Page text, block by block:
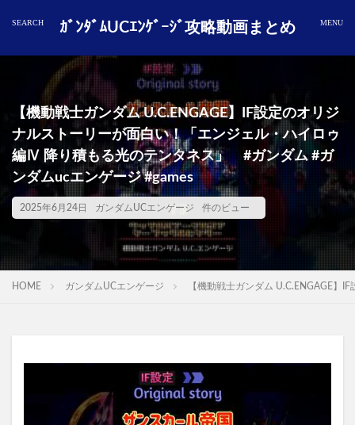
ｶﾞﾝﾀﾞﾑUCｴﾝｹﾞｰｼﾞ攻略動画まとめ
【機動戦士ガンダム U.C.ENGAGE】IF設定のオリジ
ナルストーリーが面白い！「エンジェル・ハイロゥ
編Ⅳ 降り積もる光のテンタネス」 #ガンダム #ガ
ンダムucエンゲージ #games
2025年6月24日 ガンダムUCエンゲージ 件のビュー
HOME ガンダムUCエンゲージ 【機動戦士ガンダム U.C.ENGAGE